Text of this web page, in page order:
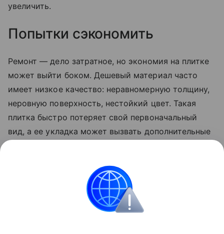
увеличить.
Попытки сэкономить
Ремонт — дело затратное, но экономия на плитке
может выйти боком. Дешевый материал часто
имеет низкое качество: неравномерную толщину,
неровную поверхность, нестойкий цвет. Такая
плитка быстро потеряет свой первоначальный
вид, а ее укладка может вызвать дополнительные
производителя, чем потом жалеть о выброшенных
деньгах и переделывать ремонт.